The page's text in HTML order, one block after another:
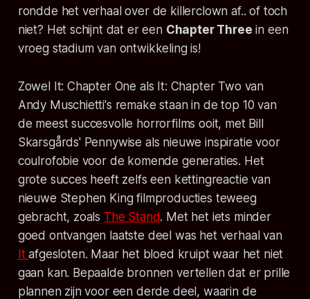
rondde het verhaal over de killerclown af.. of toch
niet? Het schijnt dat er een Chapter Three in een
vroeg stadium van ontwikkeling is!
Zowel It: Chapter One als It: Chapter Two van
Andy Muschietti's remake staan in de top 10 van
de meest succesvolle horrorfilms ooit, met Bill
Skarsgårds' Pennywise als nieuwe inspiratie voor
coulrofobie voor de komende generaties. Het
grote succes heeft zelfs een kettingreactie van
nieuwe Stephen King filmproducties teweeg
gebracht, zoals The Stand. Met het iets minder
goed ontvangen laatste deel was het verhaal van
It afgesloten. Maar het bloed kruipt waar het niet
gaan kan. Bepaalde bronnen vertellen dat er prille
plannen zijn voor een derde deel, waarin de